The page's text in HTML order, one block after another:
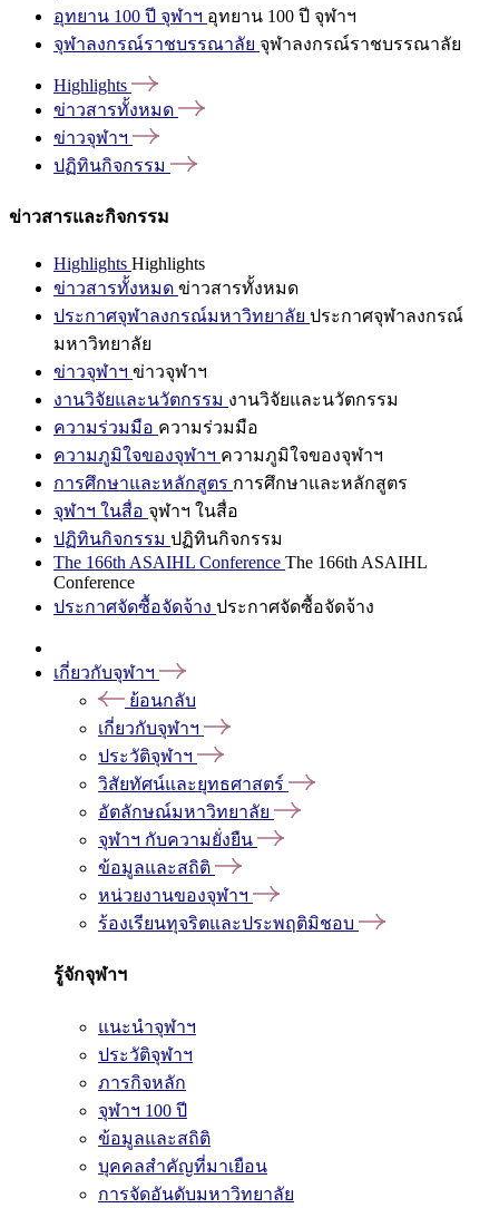
อุทยาน 100 ปี จุฬาฯ อุทยาน 100 ปี จุฬาฯ
จุฬาลงกรณ์ราชบรรณาลัย จุฬาลงกรณ์ราชบรรณาลัย
Highlights
ข่าวสารทั้งหมด
ข่าวจุฬาฯ
ปฏิทินกิจกรรม
ข่าวสารและกิจกรรม
Highlights Highlights
ข่าวสารทั้งหมด ข่าวสารทั้งหมด
ประกาศจุฬาลงกรณ์มหาวิทยาลัย ประกาศจุฬาลงกรณ์
มหาวิทยาลัย
ข่าวจุฬาฯ ข่าวจุฬาฯ
งานวิจัยและนวัตกรรม งานวิจัยและนวัตกรรม
ความร่วมมือ ความร่วมมือ
ความภูมิใจของจุฬาฯ ความภูมิใจของจุฬาฯ
การศึกษาและหลักสูตร การศึกษาและหลักสูตร
จุฬาฯ ในสื่อ จุฬาฯ ในสื่อ
ปฏิทินกิจกรรม ปฏิทินกิจกรรม
The 166th ASAIHL Conference The 166th ASAIHL
Conference
ประกาศจัดซื้อจัดจ้าง ประกาศจัดซื้อจัดจ้าง
เกี่ยวกับจุฬาฯ
ย้อนกลับ
เกี่ยวกับจุฬาฯ
ประวัติจุฬาฯ
วิสัยทัศน์และยุทธศาสตร์
อัตลักษณ์มหาวิทยาลัย
จุฬาฯ กับความยั่งยืน
ข้อมูลและสถิติ
หน่วยงานของจุฬาฯ
ร้องเรียนทุจริตและประพฤติมิชอบ
รู้จักจุฬาฯ
แนะนำจุฬาฯ
ประวัติจุฬาฯ
ภารกิจหลัก
จุฬาฯ 100 ปี
ข้อมูลและสถิติ
บุคคลสำคัญที่มาเยือน
การจัดอันดับมหาวิทยาลัย